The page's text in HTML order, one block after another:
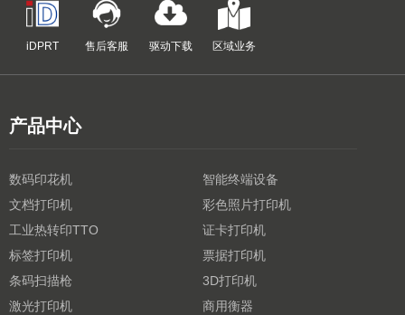
iDPRT 售后客服 驱动下载 区域业务
产品中心
数码印花机
智能终端设备
文档打印机
彩色照片打印机
工业热转印TTO
证卡打印机
标签打印机
票据打印机
条码扫描枪
3D打印机
激光打印机
商用衡器